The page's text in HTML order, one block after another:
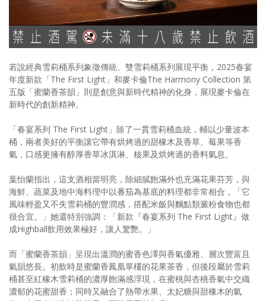
若說經典雪莉桶系列象徵傳統、雙雪莉桶系列展現平衡，2025春宴
年度新款「The First Light」和麥卡倫The Harmony Collection 第
五版「蜜蘭香茶韻」則是創意與新時代精神的化身，展現麥卡倫在
新時代的創新精神。
「春宴系列 The First Light」除了一貫雪莉桶血統，輔以少量波本
桶，兩者美好的平衡讓它帶有烘烤過的甜橡木及香草、莓果等香
氣，口感更擁有醇厚香草冰淇淋、核果及烘烤過的香料氣息。
葉怡蘭指出，這支酒相當明亮，除細膩飽滿外也充滿花果芬芳，與
海鮮、蔬菜及地中海料理中以番茄為基底的料理都非常相合，「它
風味輕盈又不失雪莉桶的豐潤感，搭配米飯與麵點類澱粉食物也都
很合宜。」她還特別強調：「新款『春宴系列 The First Light』做
成Highball飲用效果極好，讓人驚艷。」
而「蜜蘭香茶韻」呈現出溫潤的蜜香色澤與香氣優雅、層次豐富且
氣韻悠長。初飲時是蜜蘭香鳳凰單欉的花果茶香，但後段屬於雪莉
桶甚至紅橡木雪莉桶的濃厚飽滿感浮現，在蜜桃與杏桃香氣中交織
濃郁的花蜜甜香；同時又融合了熱帶水果、太妃糖與甜橡木的氣